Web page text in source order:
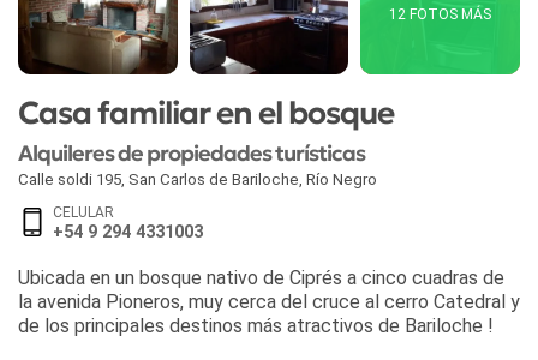
12 FOTOS MÁS
Casa familiar en el bosque
Alquileres de propiedades turísticas
Calle soldi 195 San Carlos de Bariloche Río Negro
CELULAR
+54 9 294 4331003
Ubicada en un bosque nativo de Ciprés a cinco cuadras de
la avenida Pioneros, muy cerca del cruce al cerro Catedral y
de los principales destinos más atractivos de Bariloche !